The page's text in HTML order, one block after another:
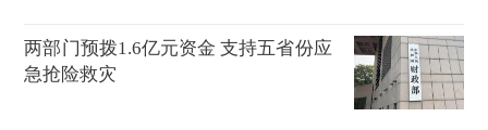
两部门预拨1.6亿元资金 支持五省份应
急抢险救灾